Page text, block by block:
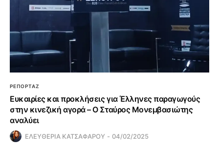
ΡΕΠΟΡΤΑΖ
Ευκαιρίες και προκλήσεις για Έλληνες παραγωγούς
στην κινεζική αγορά – Ο Σταύρος Μονεμβασιώτης
αναλύει
ΕΛΕΥΘΕΡΙΑ ΚΑΤΣΑΦΑΡΟΥ 04/02/2025